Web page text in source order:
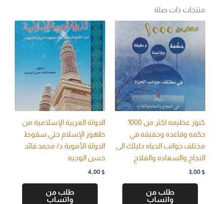
منتجات ذات صلة
كنوز عظيمه اكثر من 1000
حكمه وقاعده وحقيقه في
مختلف جوانب الحياه دليلك الى
النجاح والسعاده والفلاح
3,00 $
طلب من
واتساب
الدولة العربية الإسلامية من
ظهور الإسلام حتي سقوط
الدولة الأموية د/ محمد قائد
حسن الوجيه
4,00 $
طلب من
واتساب